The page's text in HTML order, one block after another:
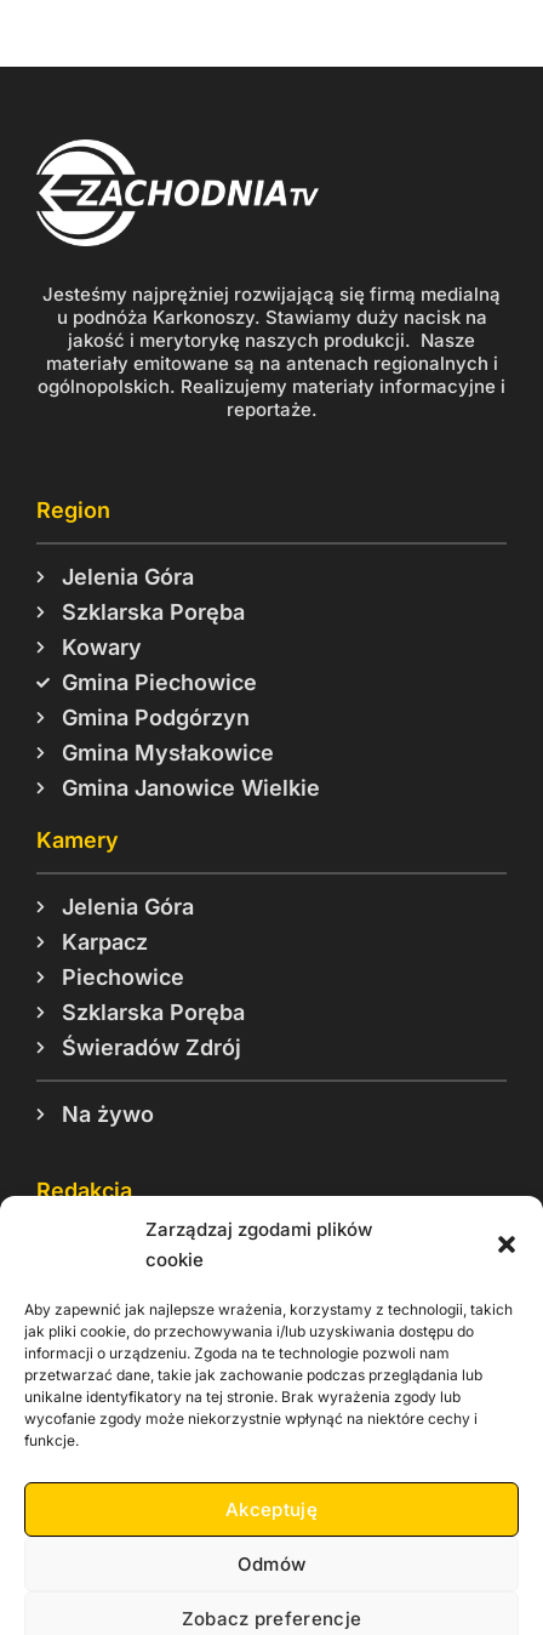
Zarządzaj zgodami plików
cookie
Aby zapewnić jak najlepsze wrażenia, korzystamy z technologii, takich
jak pliki cookie, do przechowywania i/lub uzyskiwania dostępu do
informacji o urządzeniu. Zgoda na te technologie pozwoli nam
przetwarzać dane, takie jak zachowanie podczas przeglądania lub
unikalne identyfikatory na tej stronie. Brak wyrażenia zgody lub
wycofanie zgody może niekorzystnie wpłynąć na niektóre cechy i
funkcje.
Akceptuję
Odmów
Zobacz preferencje
Jesteśmy najprężniej rozwijającą się firmą medialną
u podnóża Karkonoszy. Stawiamy duży nacisk na
jakość i merytorykę naszych produkcji. Nasze
materiały emitowane są na antenach regionalnych i
ogólnopolskich. Realizujemy materiały informacyjne i
reportaże.
Region
Jelenia Góra
Szklarska Poręba
Kowary
Gmina Piechowice
Gmina Podgórzyn
Gmina Mysłakowice
Gmina Janowice Wielkie
Kamery
Jelenia Góra
Karpacz
Piechowice
Szklarska Poręba
Świeradów Zdrój
Na żywo
Redakcja
Reklama
Rodo
Kontakt
Informacje dla